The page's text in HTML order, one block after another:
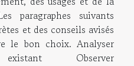
paragraphes suivants
et des conseils avisés
le bon choix. Analyser
existant Observer